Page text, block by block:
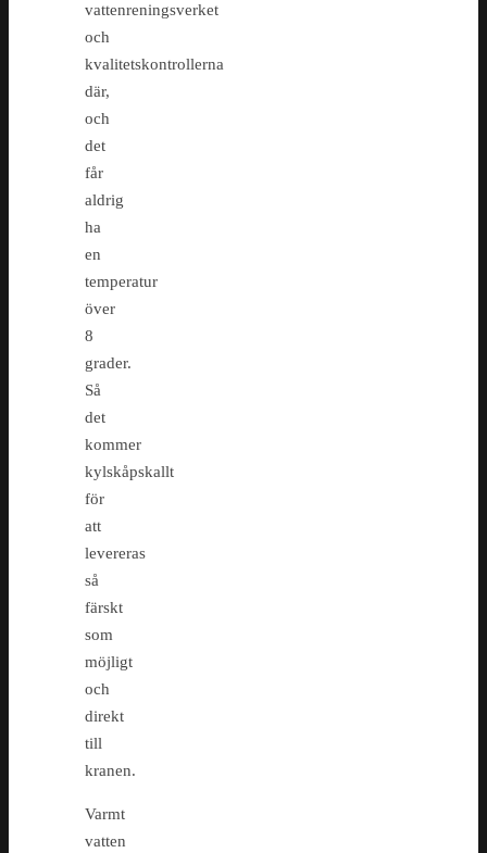
vattenreningsverket
och
kvalitetskontrollerna
där,
och
det
får
aldrig
ha
en
temperatur
över
8
grader.
Så
det
kommer
kylskåpskallt
för
att
levereras
så
färskt
som
möjligt
och
direkt
till
kranen.
Varmt
vatten